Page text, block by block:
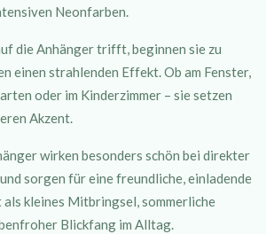
Neonfarben.
die Anhänger trifft, beginnen sie zu
einen strahlenden Effekt. Ob am Fenster,
oder im Kinderzimmer – sie setzen
Akzent.
wirken besonders schön bei direkter
sorgen für eine freundliche, einladende
kleines Mitbringsel, sommerliche
Blickfang im Alltag.